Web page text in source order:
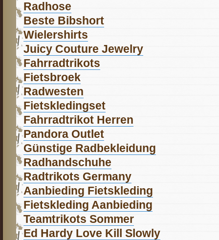
Radhose
Beste Bibshort
Wielershirts
Juicy Couture Jewelry
Fahrradtrikots
Fietsbroek
Radwesten
Fietskledingset
Fahrradtrikot Herren
Pandora Outlet
Günstige Radbekleidung
Radhandschuhe
Radtrikots Germany
Aanbieding Fietskleding
Fietskleding Aanbieding
Teamtrikots Sommer
Ed Hardy Love Kill Slowly